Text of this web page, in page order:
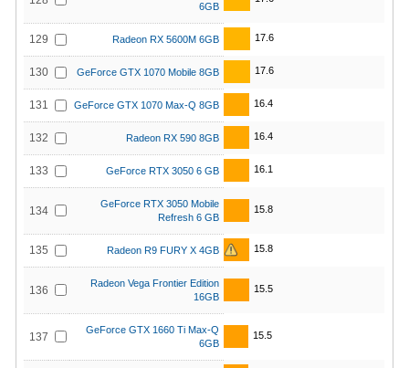
6GB
129 Radeon RX 5600M 6GB 17.6
130 GeForce GTX 1070 Mobile 8GB 17.6
131 GeForce GTX 1070 Max-Q 8GB 16.4
132 Radeon RX 590 8GB 16.4
133 GeForce RTX 3050 6 GB 16.1
134
GeForce RTX 3050 Mobile
Refresh 6 GB
15.8
135 Radeon R9 FURY X 4GB 15.8
136
Radeon Vega Frontier Edition
16GB
15.5
137
GeForce GTX 1660 Ti Max-Q
6GB
15.5